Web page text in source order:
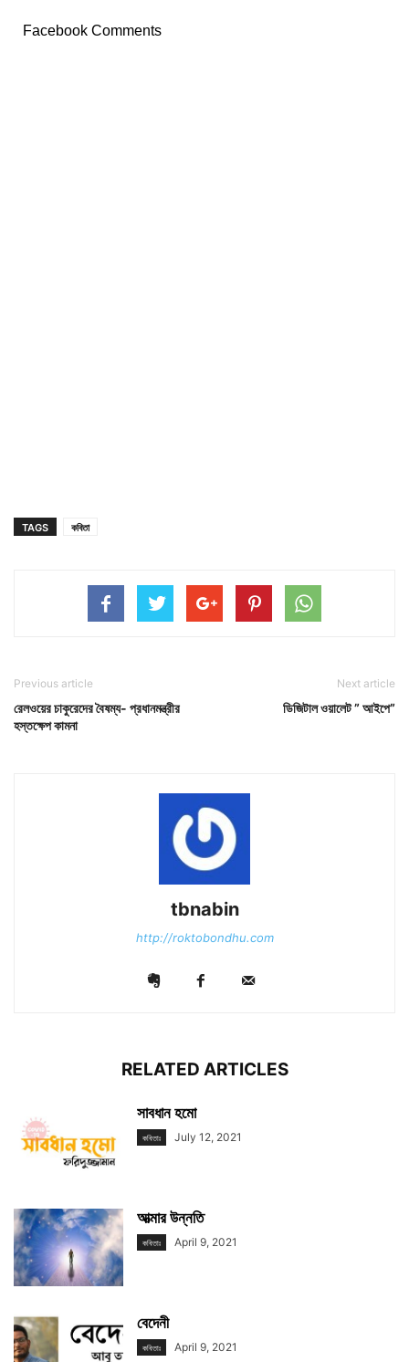
Facebook Comments
TAGS কবিতা
Previous article
রেলওয়ের চাকুরেদের বৈষম্য- প্রধানমন্ত্রীর
হস্তক্ষেপ কামনা
Next article
ডিজিটাল ওয়ালেট ” আইপে”
tbnabin
http://roktobondhu.com
RELATED ARTICLES
সাবধান হমো
কবিতাঃ July 12, 2021
আত্মার উন্নতি
কবিতাঃ April 9, 2021
বেদেনী
কবিতাঃ April 9, 2021